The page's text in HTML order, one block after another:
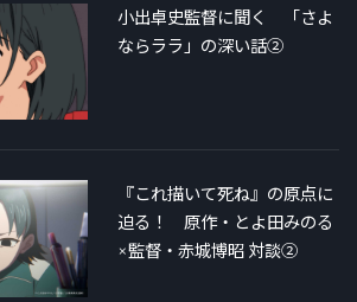
小出卓史監督に聞く 「さよ
ならララ」の深い話②
『これ描いて死ね』の原点に
迫る！ 原作・とよ田みのる
×監督・赤城博昭 対談②